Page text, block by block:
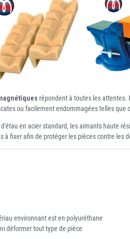
répondent à toutes les attentes.
ou facilement endommagées telles
en acier standard, les aimants haute
fixer afin de protéger les pièces contre les
environnant est en polyuréthane
déformer tout type de pièce